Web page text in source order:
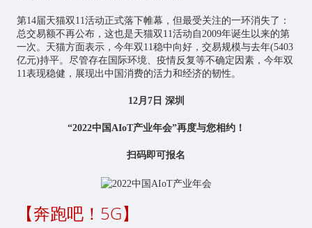
第14届天猫双11活动正式落下帷幕，但最受关注的一环消失了：
总交易额不再公布，这也是天猫双11活动自2009年诞生以来的第
一次。天猫方面表示，今年双11稳中向好，交易规模与去年(5403
亿元)持平。尽管存在国际环境、疫情反复等不确定因素，今年双
11表现稳健，展现出中国消费的活力和经济的韧性。
12月7日 深圳
“2022中国AIoT产业年会”再度与您相约！
扫码即可报名
【奔跑吧！5G】